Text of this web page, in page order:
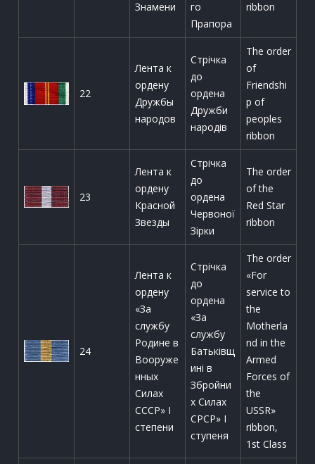
Знамени
го
Прапора
ribbon
22
Лента к
ордену
Дружбы
народов
Стрічка
до
ордена
Дружби
народів
The order
of
Friendshi
p of
peoples
ribbon
23
Лента к
ордену
Красной
Звезды
Стрічка
до
ордена
Червоної
Зірки
The order
of the
Red Star
ribbon
24
Лента к
ордену
«За
службу
Родине в
Вооруже
нных
Силах
СССР» I
степени
Стрічка
до
ордена
«За
службу
Батьківщ
ині в
Збройни
х Силах
СРСР» І
ступеня
The order
«For
service to
the
Motherla
nd in the
Armed
Forces of
the
USSR»
ribbon,
1st Class